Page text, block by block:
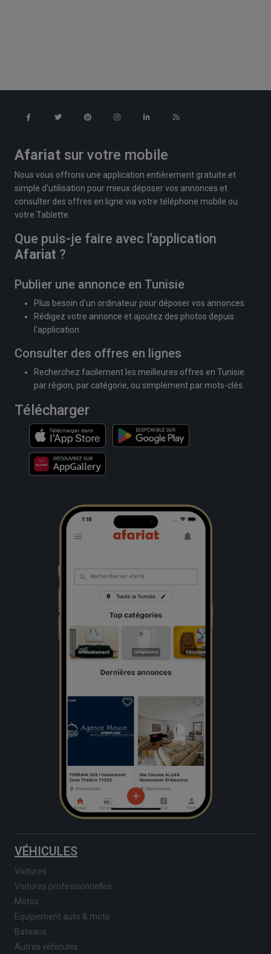
Afariat sur votre mobile
Nous vous offrons une application entièrement gratuite et
simple d'utilisation pour mieux déposer vos annonces et
consulter des offres en ligne via votre téléphone mobile ou
votre Tablette.
Que puis-je faire avec l'application
Afariat ?
Publier une annonce en Tunisie
Plus besoin d'un ordinateur pour déposer vos annonces
Rédigez votre annonce et ajoutez des photos depuis
l'application
Consulter des offres en lignes
Recherchez facilement les meilleures offres en Tunisie
par région, par catégorie, ou simplement par mots-clés.
Télécharger
VÉHICULES
Voitures
Voitures professionnelles
Motos
Equipement auto & moto
Bateaux
Autres véhicules